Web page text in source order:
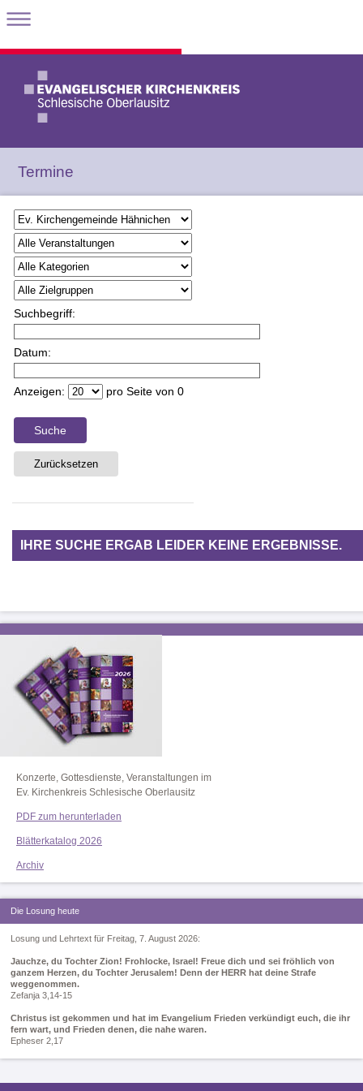
Termine
Suchbegriff:
Datum:
Anzeigen: pro Seite von 0
Suche
Zurücksetzen
IHRE SUCHE ERGAB LEIDER KEINE ERGEBNISSE.
Konzerte, Gottesdienste, Veranstaltungen im
Ev. Kirchenkreis Schlesische Oberlausitz
PDF zum herunterladen
Blätterkatalog 2026
Archiv
Die Losung heute
Losung und Lehrtext für Freitag, 7. August 2026:
Jauchze, du Tochter Zion! Frohlocke, Israel! Freue dich und sei fröhlich von
ganzem Herzen, du Tochter Jerusalem! Denn der HERR hat deine Strafe
weggenommen.
Zefanja 3,14-15
Christus ist gekommen und hat im Evangelium Frieden verkündigt euch, die ihr
fern wart, und Frieden denen, die nahe waren.
Epheser 2,17